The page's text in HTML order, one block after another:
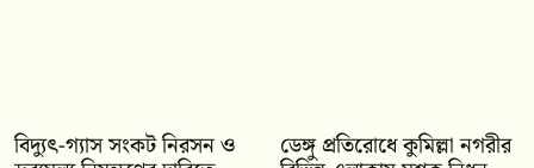
‎বিদ্যুৎ-গ্যাস সংকট নিরসন ও ডেঙ্গু প্রতিরোধে কুমিল্লা নগরীর